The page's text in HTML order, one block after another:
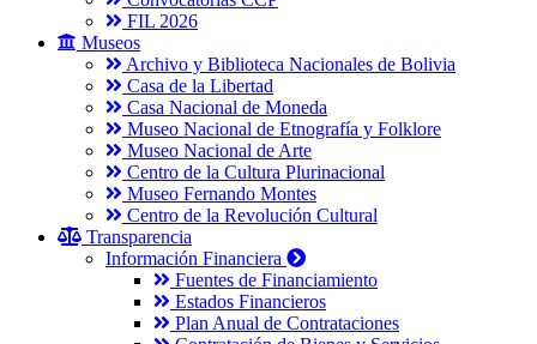
FIL 2026
Museos
Archivo y Biblioteca Nacionales de Bolivia
Casa de la Libertad
Casa Nacional de Moneda
Museo Nacional de Etnografía y Folklore
Museo Nacional de Arte
Centro de la Cultura Plurinacional
Museo Fernando Montes
Centro de la Revolución Cultural
Transparencia
Información Financiera
Fuentes de Financiamiento
Estados Financieros
Plan Anual de Contrataciones